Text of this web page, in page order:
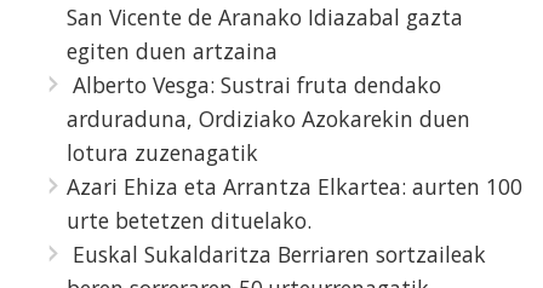
San Vicente de Aranako Idiazabal gazta
egiten duen artzaina
Alberto Vesga: Sustrai fruta dendako
arduraduna, Ordiziako Azokarekin duen
lotura zuzenagatik
Azari Ehiza eta Arrantza Elkartea: aurten 100
urte betetzen dituelako.
Euskal Sukaldaritza Berriaren sortzaileak